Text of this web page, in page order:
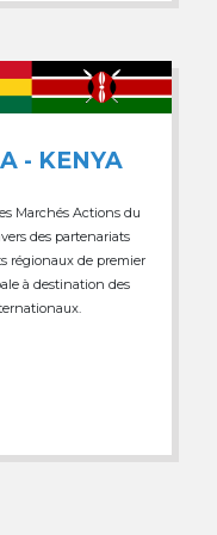
- KENYA
Marchés Actions du
des partenariats
régionaux de premier
à destination des